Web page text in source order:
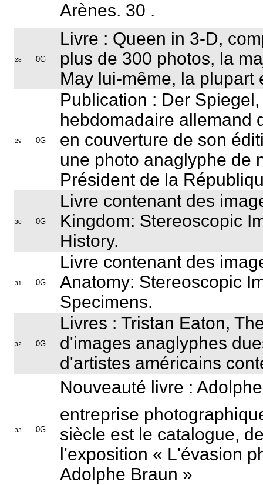
Arènes. 30 .
28 0G
Livre : Queen in 3-D,
plus de 300 photos, la
May lui-même, la plupart
29 0G
Publication : Der
hebdomadaire allemand
en couverture de son
une photo anaglyphe de
Président de la
30 0G
Livre contenant des
Kingdom: Stereoscopic
History.
31 0G
Livre contenant des
Anatomy: Stereoscopic
Specimens.
32 0G
Livres : Tristan Eaton,
d'images anaglyphes
d'artistes américains
33 0G
Nouveauté livre : Adolphe
entreprise
siècle est le catalogue,
l'exposition « L'évasion
Adolphe Braun »